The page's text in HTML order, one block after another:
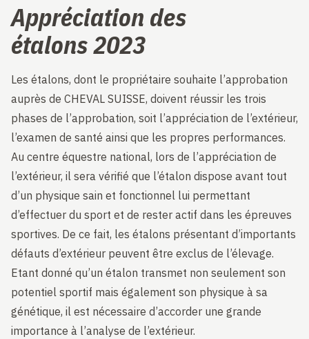
Appréciation des
étalons 2023
Les étalons, dont le propriétaire souhaite l’approbation
auprès de CHEVAL SUISSE, doivent réussir les trois
phases de l’approbation, soit l’appréciation de l’extérieur,
l’examen de santé ainsi que les propres performances.
Au centre équestre national, lors de l’appréciation de
l’extérieur, il sera vérifié que l’étalon dispose avant tout
d’un physique sain et fonctionnel lui permettant
d’effectuer du sport et de rester actif dans les épreuves
sportives. De ce fait, les étalons présentant d’importants
défauts d’extérieur peuvent être exclus de l’élevage.
Etant donné qu’un étalon transmet non seulement son
potentiel sportif mais également son physique à sa
génétique, il est nécessaire d’accorder une grande
importance à l’analyse de l’extérieur.